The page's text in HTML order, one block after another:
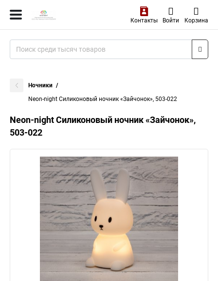
Контакты Войти Корзина
Ночники
Neon-night Силиконовый ночник «Зайчонок», 503-022
Neon-night Силиконовый ночник «Зайчонок»,
503-022